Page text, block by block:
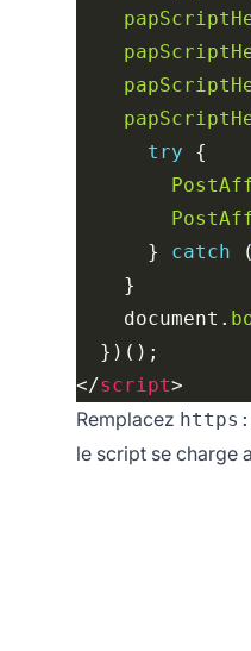
try
      }
catch (
    document.
</script
Remplacez
le script se charge